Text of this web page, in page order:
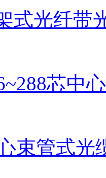
式光纤带
芯中
束管式光